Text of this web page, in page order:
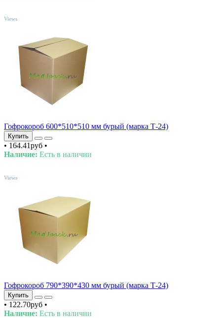
Views
Гофрокороб 600*510*510 мм бурый (марка Т-24)
Купить
• 164.41руб •
Наличие: Есть в наличии
Views
Гофрокороб 790*390*430 мм бурый (марка Т-24)
Купить
• 122.70руб •
Наличие: Есть в наличии